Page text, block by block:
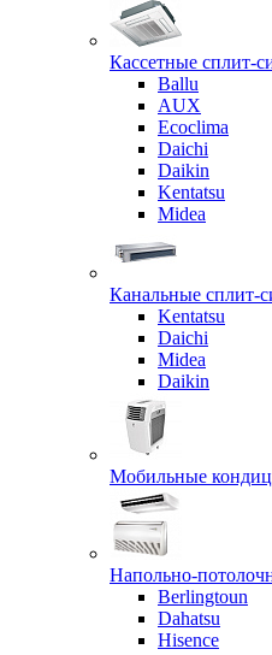
Кассетные сплит-
Ballu
AUX
Ecoclima
Daichi
Daikin
Kentatsu
Midea
Канальные сплит-
Kentatsu
Daichi
Midea
Daikin
Мобильные
Напольно-
Berlingtoun
Dahatsu
Hisence